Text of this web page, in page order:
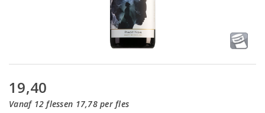
19,40
Vanaf 12 flessen 17,78 per fles